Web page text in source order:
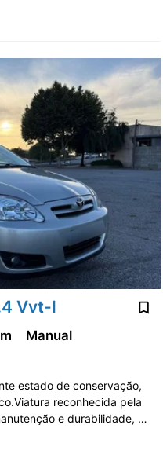
Vvt-I
Manual
estado de conservação,
reconhecida pela
e durabilidade, …